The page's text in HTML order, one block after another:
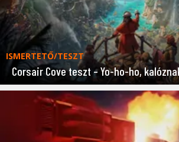
ISMERTETŐ/TESZT
Corsair Cove teszt – Yo-ho-ho,